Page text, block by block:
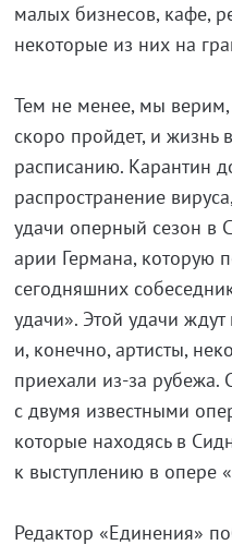
малых бизнесов, кафе,
некоторые из них на
Тем не менее, мы
скоро пройдет, и жизнь
расписанию. Карантин
распространение
удачи оперный сезон в
арии Германа, которую
сегодняшних
удачи». Этой удачи
и, конечно, артисты,
приехали из-за
с двумя известными
которые находясь в
к выступлению в опере
Редактор «Единения»